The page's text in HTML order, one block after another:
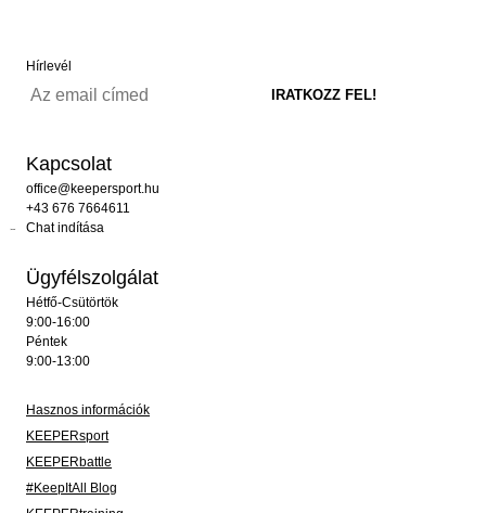
Hírlevél
Kapcsolat
office@keepersport.hu
+43 676 7664611
Chat indítása
Ügyfélszolgálat
Hétfő-Csütörtök
9:00-16:00
Péntek
9:00-13:00
Hasznos információk
KEEPERsport
KEEPERbattle
#KeepItAll Blog